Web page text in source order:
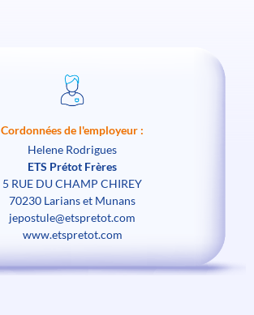
Cordonnées de l'employeur :
Helene Rodrigues
ETS Prétot Frères
5 RUE DU CHAMP CHIREY
70230 Larians et Munans
jepostule@etspretot.com
www.etspretot.com